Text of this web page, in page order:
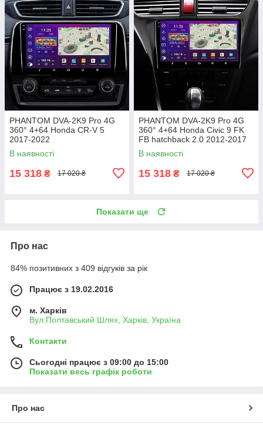
PHANTOM DVA-2K9 Pro 4G
360° 4+64 Honda CR-V 5
2017-2022
В наявності
15 318 ₴ 17 020 ₴
PHANTOM DVA-2K9 Pro 4G
360° 4+64 Honda Civic 9 FK
FB hatchback 2.0 2012-2017
В наявності
15 318 ₴ 17 020 ₴
Показати ще
Про нас
84% позитивних з 409 відгуків за рік
Працює з 19.02.2016
м. Харків
Вул.Полтавський Шлях, Харків, Україна
Контакти
Сьогодні працює з 09:00 до 15:00
Показати весь графік роботи
Про нас